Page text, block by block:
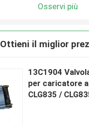
Osservi più
Ottieni il miglior
13C1904
per caricatore a
CLG835 /